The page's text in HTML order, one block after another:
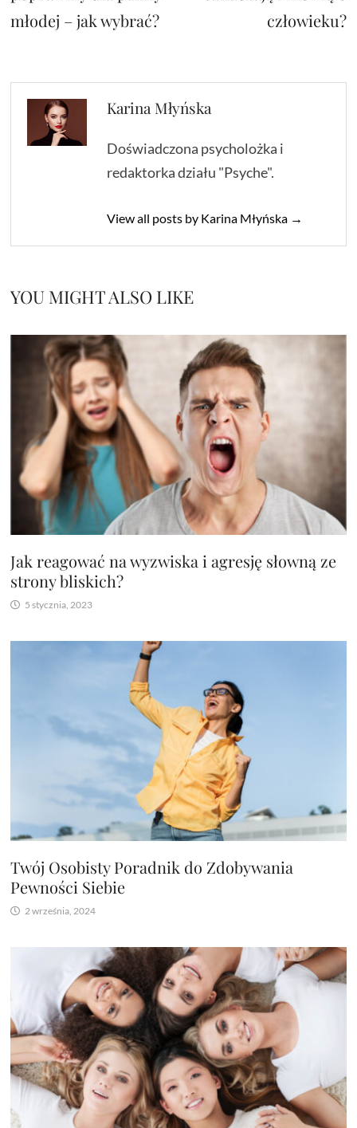
młodej – jak wybrać?
człowieku?
Karina Młyńska
Doświadczona psycholożka i
redaktorka działu "Psyche".
View all posts by Karina Młyńska →
YOU MIGHT ALSO LIKE
Jak reagować na wyzwiska i agresję słowną ze
strony bliskich?
5 stycznia, 2023
Twój Osobisty Poradnik do Zdobywania
Pewności Siebie
2 września, 2024